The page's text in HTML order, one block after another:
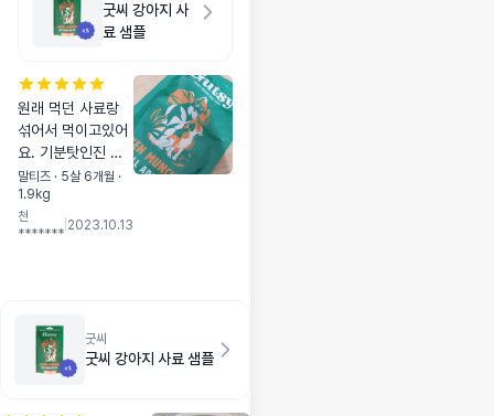
굿씨 강아지 사
료 샘플
원래 먹던 사료랑
섞어서 먹이고있어
요. 기분탓인진 모
르겠지만, 며칠만에
눈가가 좀 깨끗해진
거 같아요. 꾸준히
말티즈 · 5살 6개월 ·
1.9kg
천
*******
2023.10.13
굿씨
굿씨 강아지 사료 샘플